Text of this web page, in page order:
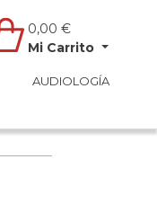
0,00 €
Mi Carrito
AUDIOLOGÍA
0,00 €
Mi Carrito
AUDIOLOGÍA